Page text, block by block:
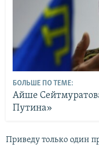
БОЛЬШЕ ПО ТЕМЕ:
Айше
Путина»
Приведу только один